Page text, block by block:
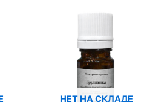
НЕТ НА СКЛАДЕ